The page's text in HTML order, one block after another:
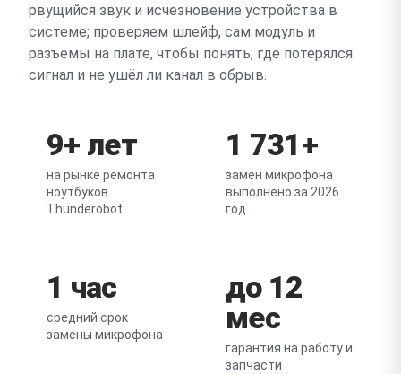
рвущийся звук и исчезновение устройства в
системе; проверяем шлейф, сам модуль и
разъёмы на плате, чтобы понять, где потерялся
сигнал и не ушёл ли канал в обрыв.
9+ лет
на рынке ремонта
ноутбуков
Thunderobot
1 731+
замен микрофона
выполнено за 2026
год
1 час
средний срок
замены микрофона
до 12
мес
гарантия на работу и
запчасти